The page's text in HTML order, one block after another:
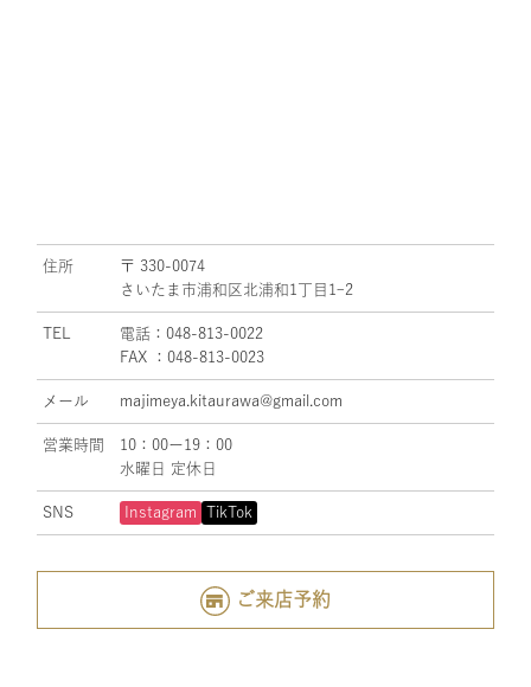
住所
〒 330-0074
さいたま市浦和区北浦和1丁目1ｰ2
TEL
電話：048-813-0022
FAX ：048-813-0023
メール majimeya.kitaurawa@gmail.com
営業時間
10：00ー19：00
水曜日 定休日
SNS Instagram TikTok
ご来店予約